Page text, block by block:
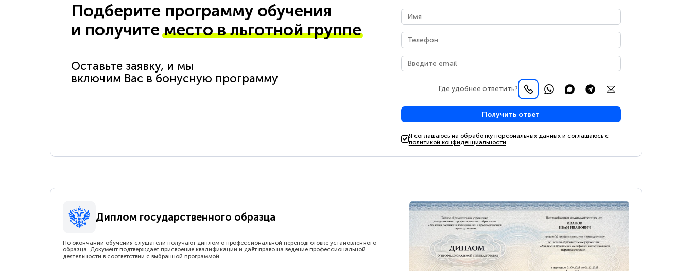
Подберите программу обучения
и получитеместо в льготной группе
Оставьте заявку, и мы
включим Вас в бонусную программу
Где удобнее ответить?
Получить ответ
Я соглашаюсь на обработку персональных данных и соглашаюсь с
политикой конфиденциальности
Диплом государственного образца
По окончании обучения слушатели получают диплом о профессиональной переподготовке установленного
образца. Документ подтверждает присвоение квалификации и даёт право на ведение профессиональной
деятельности в соответствии с выбранной программой.